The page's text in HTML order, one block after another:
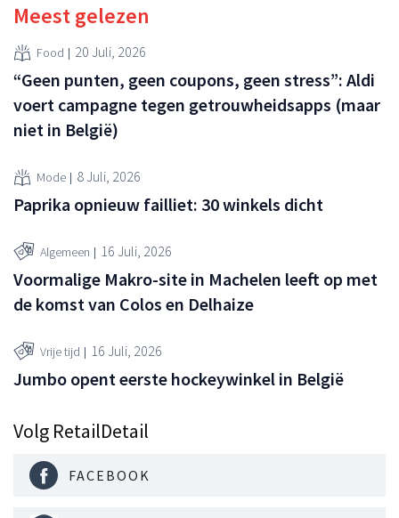
Meest gelezen
Food 20 Juli, 2026
“Geen punten, geen coupons, geen stress”: Aldi
voert campagne tegen getrouwheidsapps (maar
niet in België)
Mode 8 Juli, 2026
Paprika opnieuw failliet: 30 winkels dicht
Algemeen 16 Juli, 2026
Voormalige Makro-site in Machelen leeft op met
de komst van Colos en Delhaize
Vrije tijd 16 Juli, 2026
Jumbo opent eerste hockeywinkel in België
Volg RetailDetail
FACEBOOK